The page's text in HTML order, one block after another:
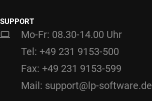
SUPPORT
Mo-Fr: 08.30-14.00 Uhr
Tel: +49 231 9153-500
Fax: +49 231 9153-599
Mail: support@lp-software.de